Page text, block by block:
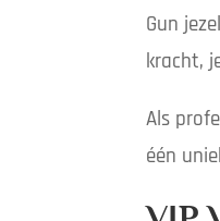
Gun
kracht,
Als
één